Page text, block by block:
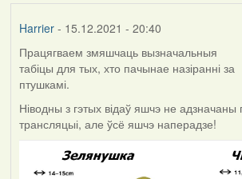
Harrier- 15.12.2021 - 20:40
Працягваем змяшчаць вызначальныя
табіцы для тых, хто пачынае назіранні за
птушкамі.
Ніводны з гэтых відаў яшчэ не адзначаны
трансляцыі, але ўсё яшчэ наперадзе!